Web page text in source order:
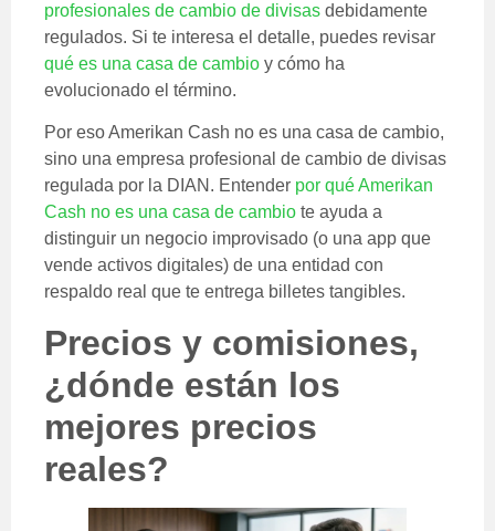
profesionales de cambio de divisas debidamente
regulados. Si te interesa el detalle, puedes revisar
qué es una casa de cambio y cómo ha
evolucionado el término.
Por eso Amerikan Cash no es una casa de cambio,
sino una empresa profesional de cambio de divisas
regulada por la DIAN. Entender por qué Amerikan
Cash no es una casa de cambio te ayuda a
distinguir un negocio improvisado (o una app que
vende activos digitales) de una entidad con
respaldo real que te entrega billetes tangibles.
Precios y comisiones,
¿dónde están los
mejores precios
reales?